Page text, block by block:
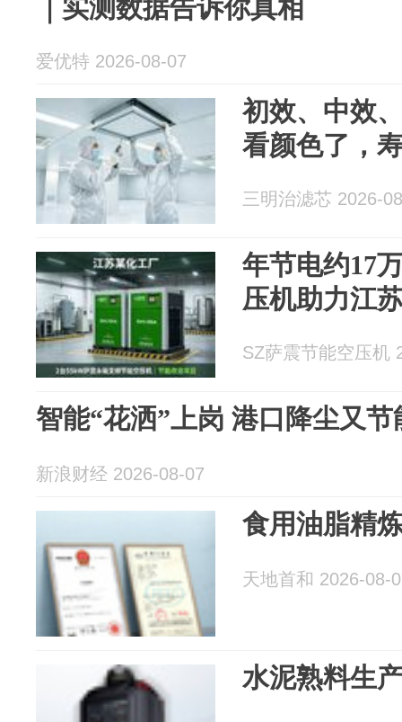
｜实测数据告诉你真相
爱优特 2026-08-07
初效、中效
看颜色了，
三明治滤芯 2026-
年节电约17
压机助力江
SZ萨震节能空压机
智能“花洒”上岗 港口降尘又节
新浪财经 2026-08-07
食用油脂精
天地首和 2026-08-
水泥熟料生